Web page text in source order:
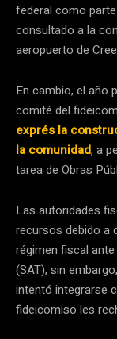
federal como
consultado a la
aeropuerto de
En cambio, el año
comité del
exprés la
la comunidad, a
tarea de Obras
Las autoridades
recursos debido a
régimen fiscal
(SAT), sin
intentó integrarse
fideicomiso les